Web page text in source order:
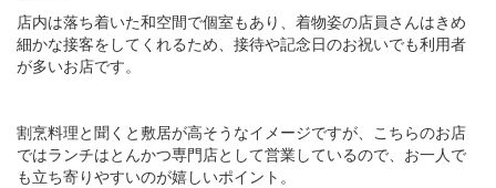
店内は落ち着いた和空間で個室もあり、着物姿の店員さんはきめ
細かな接客をしてくれるため、接待や記念日のお祝いでも利用者
が多いお店です。
割烹料理と聞くと敷居が高そうなイメージですが、こちらのお店
ではランチはとんかつ専門店として営業しているので、お一人で
も立ち寄りやすいのが嬉しいポイント。